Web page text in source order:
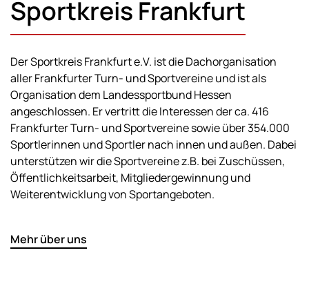
Sportkreis Frankfurt
Der Sportkreis Frankfurt e.V. ist die Dachorganisation
aller Frankfurter Turn- und Sportvereine und ist als
Organisation dem Landessportbund Hessen
angeschlossen. Er vertritt die Interessen der ca. 416
Frankfurter Turn- und Sportvereine sowie über 354.000
Sportlerinnen und Sportler nach innen und außen. Dabei
unterstützen wir die Sportvereine z.B. bei Zuschüssen,
Öffentlichkeitsarbeit, Mitgliedergewinnung und
Weiterentwicklung von Sportangeboten.
Mehr über uns